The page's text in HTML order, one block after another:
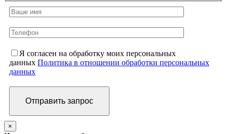
Я согласен на обработку моих персональных
данных Политика в отношении обработки персональных
данных
×